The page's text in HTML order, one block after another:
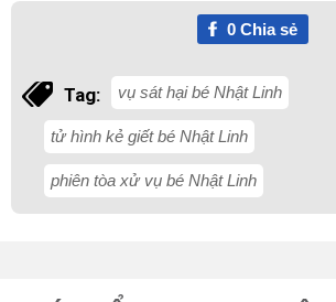
0Chia sẻ
Tag: vụ sát hại bé Nhật Linh
tử hình kẻ giết bé Nhật Linh
phiên tòa xử vụ bé Nhật Linh